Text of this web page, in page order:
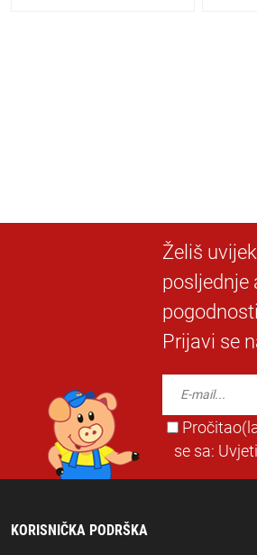
Želiš
posljednje
Prijavi se
se sa:
KORISNIČKA PODRŠKA